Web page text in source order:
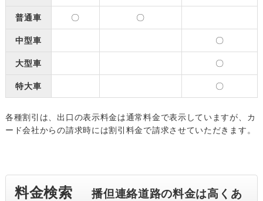
普通車 〇 〇
中型車 〇
大型車 〇
特大車 〇
各種割引は、出口の表示料金は通常料金で表示していますが、カ
ード会社からの請求時には割引料金で請求させていただきます。
料金検索播但連絡道路の料金は高くあ